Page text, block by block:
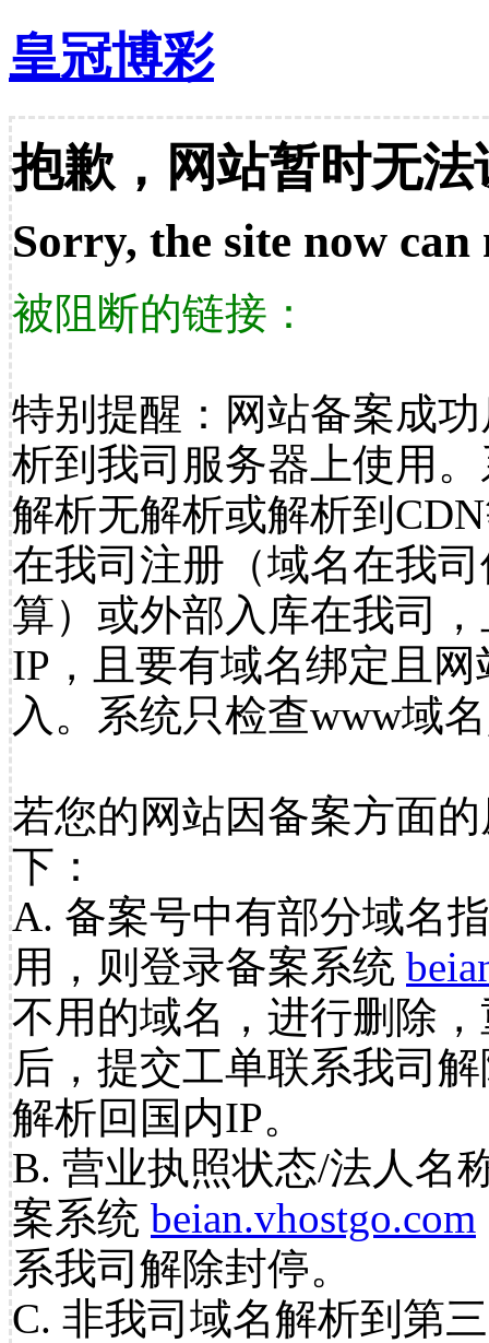
皇冠博彩
抱歉，网站暂时无法
Sorry, the site now can
被阻断的链接：
特别提醒：网站备案成
析到我司服务器上使用
解析无解析或解析到
在我司注册（域名在我
算）或外部入库在我司
IP，且要有域名绑定且
入。系统只检查www域
若您的网站因备案方面
下：
A. 备案号中有部分域名
用，则登录备案系统
不用的域名，进行删除
后，提交工单联系我司
解析回国内IP。
B. 营业执照状态/法人名
案系统 beian.vhostgo.com
系我司解除封停。
C. 非我司域名解析到第